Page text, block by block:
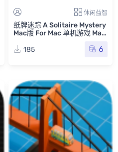
休闲益智
纸牌迷踪 A Solitaire Mystery
Mac版 For Mac 单机游戏 Mac
185
6